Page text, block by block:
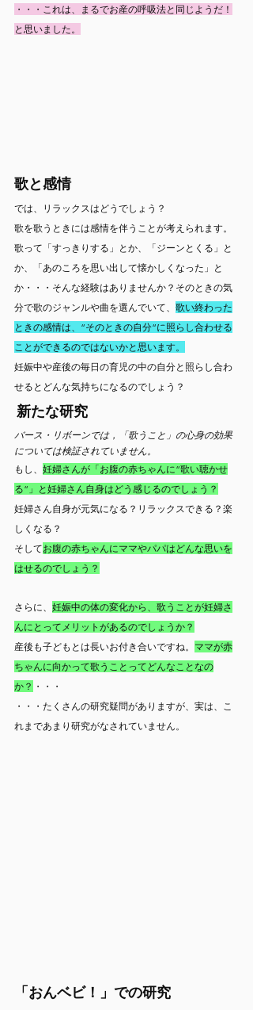
・・・これは、まるでお産の呼吸法と同じようだ！
と思いました。
歌と感情
では、リラックスはどうでしょう？
歌を歌うときには感情を伴うことが考えられます。
歌って「すっきりする」とか、「ジーンとくる」と
か、「あのころを思い出して懐かしくなった」と
か・・・そんな経験はありませんか？そのときの気
分で歌のジャンルや曲を選んでいて、 歌い終わった
ときの感情は、“そのときの自分“に照らし合わせる
ことができるのではないかと思います。
妊娠中や産後の毎日の育児の中の自分と照らし合わ
せるとどんな気持ちになるのでしょう？
新たな研究
バース・リボーンでは，「歌うこと」の心身の効果
については検証されていません。
もし、 妊婦さんが「お腹の赤ちゃんに“歌い聴かせ
る“」と妊婦さん自身はどう感じるのでしょう？
妊婦さん自身が元気になる？リラックスできる？楽
しくなる？
そしてお腹の赤ちゃんにママやパパはどんな思いを
はせるのでしょう？
さらに、 妊娠中の体の変化から、歌うことが妊婦さ
んにとってメリットがあるのでしょうか？
産後も子どもとは長いお付き合いですね。 ママが赤
ちゃんに向かって歌うことってどんなことなの
か？ ・・・
・・・たくさんの研究疑問がありますが、実は、こ
れまであまり研究がなされていません。
「おんベビ！」での研究